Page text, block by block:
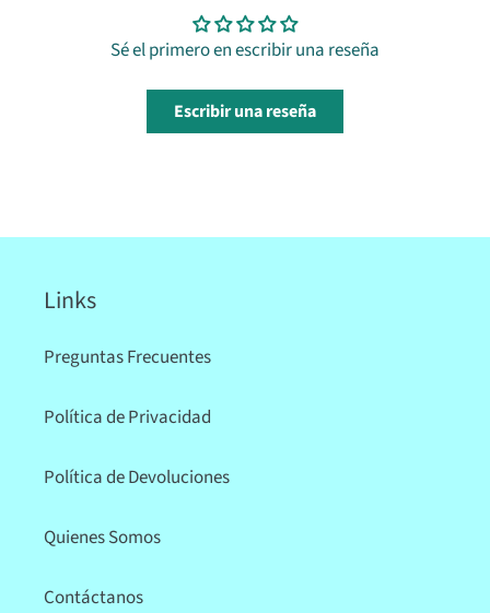
Sé el primero en escribir una reseña
Escribir una reseña
Links
Preguntas Frecuentes
Política de Privacidad
Política de Devoluciones
Quienes Somos
Contáctanos